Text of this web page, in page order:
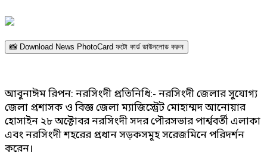
📸 Download News PhotoCard ফটো কার্ড ডাউনলোড করুন
আবুনাঈম রিপন: নরসিংদী প্রতিনিধি:- নরসিংদী জেলার সুযোগ্য
জেলা প্রশাসক ও বিজ্ঞ জেলা ম্যাজিস্ট্রেট মোহাম্মদ আনোয়ার
হোসাইন ২৮ অক্টোবর নরসিংদী সদর পৌরসভার পার্শ্ববর্তী এলাকা
এবং নরসিংদী শহরের প্রধান সড়কসমূহ সরেজমিনে পরিদর্শন
করেন।